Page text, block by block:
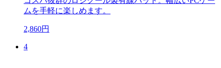
ムを手軽に楽しめます。
2,860円
4